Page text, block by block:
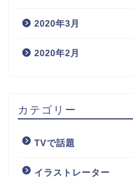
2020年3月
2020年2月
カテゴリー
TVで話題
イラストレーター